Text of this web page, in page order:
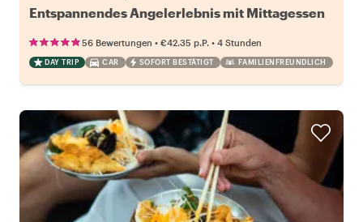
Entspannendes Angelerlebnis mit Mittagessen
56 Bewertungen • €42.35 p.P. • 4 Stunden
DAY TRIP CAR SOFORT BESTÄTIGT FAMILIENFREUNDLICH